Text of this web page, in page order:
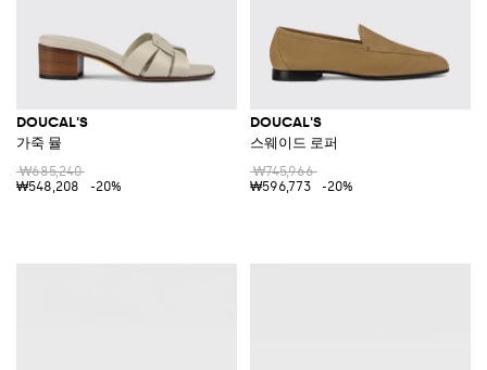
DOUCAL'S
가죽 뮬
₩685,240
₩548,208
-20%
DOUCAL'S
스웨이드 로퍼
₩745,966
₩596,773
-20%